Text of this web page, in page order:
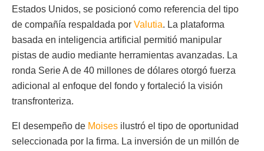
Estados Unidos, se posicionó como referencia del tipo
de compañía respaldada por Valutia. La plataforma
basada en inteligencia artificial permitió manipular
pistas de audio mediante herramientas avanzadas. La
ronda Serie A de 40 millones de dólares otorgó fuerza
adicional al enfoque del fondo y fortaleció la visión
transfronteriza.
El desempeño de Moises ilustró el tipo de oportunidad
seleccionada por la firma. La inversión de un millón de